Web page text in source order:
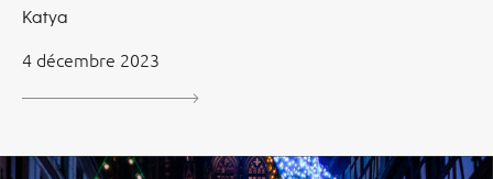
Katya
4 décembre 2023